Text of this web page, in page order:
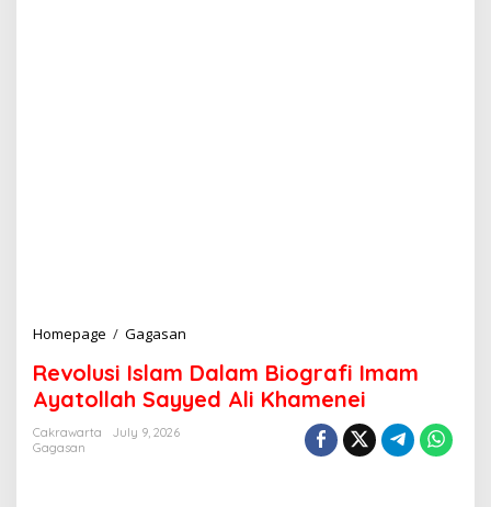
Homepage / Gagasan
v
o
l
Revolusi Islam Dalam Biografi Imam
Ayatollah Sayyed Ali Khamenei
Cakrawarta
July 9, 2026
Gagasan